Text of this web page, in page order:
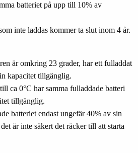
batteriet på upp till 10% av
inte laddas kommer ta slut inom 4 år.
är omkring 23 grader, har ett fulladdat
kapacitet tillgänglig.
ca 0°C har samma fulladdade batteri
tillgänglig.
batteriet endast ungefär 40% av sin
är inte säkert det räcker till att starta